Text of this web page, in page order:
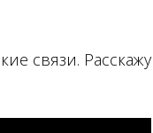
связи. Расскажу